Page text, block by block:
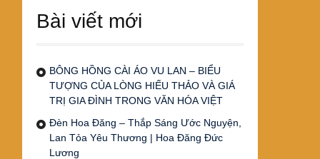
Bài viết mới
BÔNG HỒNG CÀI ÁO VU LAN – BIỂU
TƯỢNG CỦA LÒNG HIẾU THẢO VÀ GIÁ
TRỊ GIA ĐÌNH TRONG VĂN HÓA VIỆT
Đèn Hoa Đăng – Thắp Sáng Ước Nguyện,
Lan Tỏa Yêu Thương | Hoa Đăng Đức
Lương